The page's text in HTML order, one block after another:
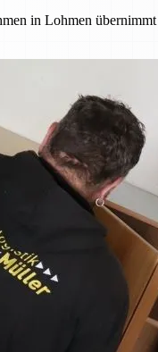
in Lohmen